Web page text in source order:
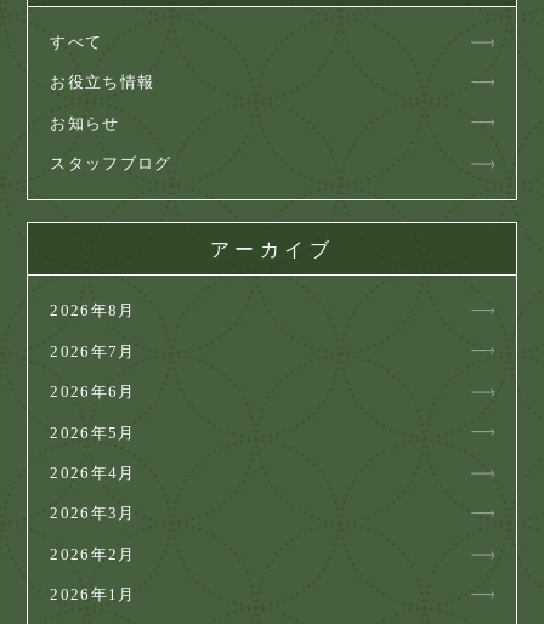
すべて
お役立ち情報
お知らせ
スタッフブログ
アーカイブ
2026年8月
2026年7月
2026年6月
2026年5月
2026年4月
2026年3月
2026年2月
2026年1月